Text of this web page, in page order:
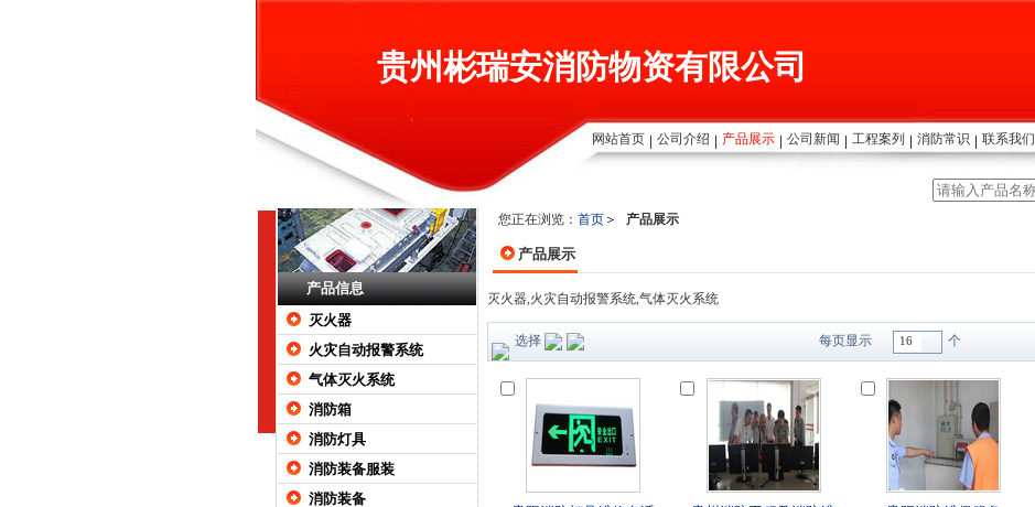
贵州彬瑞安消防物资有限公司
网站首页 公司介绍 产品展示 公司新闻 工程案列 消防常识 联系我们
产品信息
灭火器
火灾自动报警系统
气体灭火系统
消防箱
消防灯具
消防装备服装
消防装备
您正在浏览： 首页 产品展示
产品展示
灭火器,火灾自动报警系统,气体灭火系统
选择 每页显示 16 个